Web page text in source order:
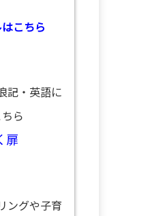
こちら
記・英語に
ら
扉
ングや子育